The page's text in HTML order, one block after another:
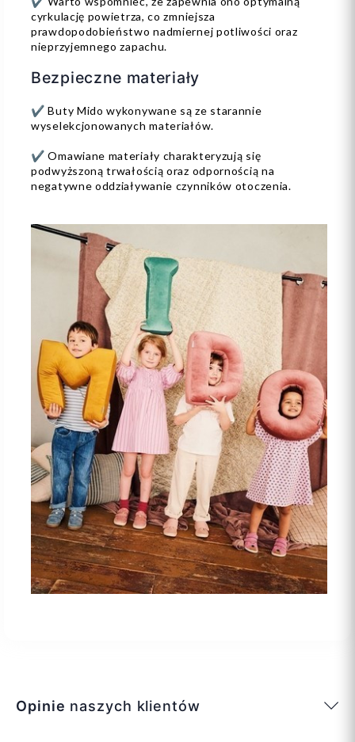
cyrkulację powietrza, co zmniejsza
prawdopodobieństwo nadmiernej potliwości oraz
nieprzyjemnego zapachu.
Bezpieczne materiały
✔️ Buty Mido wykonywane są ze starannie
wyselekcjonowanych materiałów.
✔️ Omawiane materiały charakteryzują się
podwyższoną trwałością oraz odpornością na
negatywne oddziaływanie czynników otoczenia.
Opinie naszych klientów